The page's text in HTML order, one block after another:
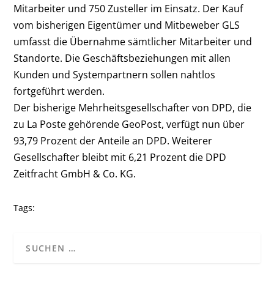
Mitarbeiter und 750 Zusteller im Einsatz. Der Kauf
vom bisherigen Eigentümer und Mitbeweber GLS
umfasst die Übernahme sämtlicher Mitarbeiter und
Standorte. Die Geschäftsbeziehungen mit allen
Kunden und Systempartnern sollen nahtlos
fortgeführt werden.
Der bisherige Mehrheitsgesellschafter von DPD, die
zu La Poste gehörende GeoPost, verfügt nun über
93,79 Prozent der Anteile an DPD. Weiterer
Gesellschafter bleibt mit 6,21 Prozent die DPD
Zeitfracht GmbH & Co. KG.
Tags: